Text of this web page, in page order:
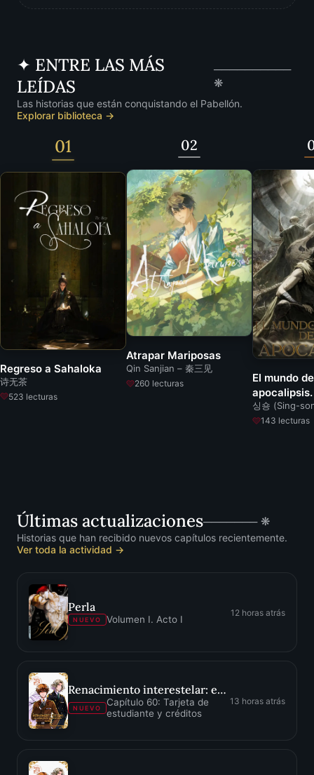
✦ ENTRE LAS MÁS
LEÍDAS
──────────
❋
Las historias que están conquistando el Pabellón.
Explorar biblioteca →
01
Regreso a Sahaloka
诗无茶
523 lecturas
02
Atrapar Mariposas
Qin Sanjian – 秦三见
260 lecturas
El mundo
apocalipsis.
싱숑 (Sing-
143 lecturas
Últimas actualizaciones─────── ❋
Historias que han recibido nuevos capítulos recientemente.
Ver toda la actividad →
Perla
NUEVO Volumen I. Acto I
12 horas atrás
Renacimiento interestelar: es difícil pasar desapercibido
NUEVO
Capítulo 60: Tarjeta de
estudiante y créditos
13 horas atrás